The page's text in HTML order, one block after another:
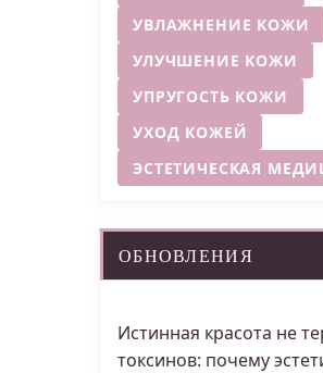
УВЛАЖНЕНИЕ КОЖИ
УЛУЧШЕНИЕ КОЖИ
УПРУГОСТЬ КОЖИ
УХОД КОЖЕЙ
ЭСТЕТИЧЕСКАЯ
ОБНОВЛЕНИЯ
Истинная красота не
токсинов: почему